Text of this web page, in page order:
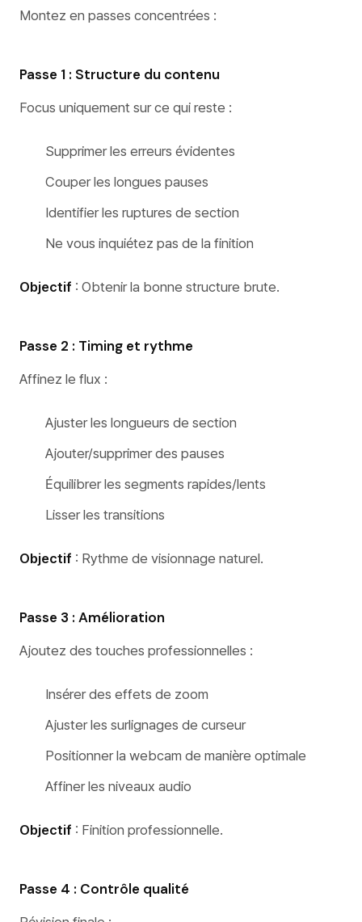
Montez en passes concentrées :
Passe 1 : Structure du contenu
Focus uniquement sur ce qui reste :
Supprimer les erreurs évidentes
Couper les longues pauses
Identifier les ruptures de section
Ne vous inquiétez pas de la finition
Objectif : Obtenir la bonne structure brute.
Passe 2 : Timing et rythme
Affinez le flux :
Ajuster les longueurs de section
Ajouter/supprimer des pauses
Équilibrer les segments rapides/lents
Lisser les transitions
Objectif : Rythme de visionnage naturel.
Passe 3 : Amélioration
Ajoutez des touches professionnelles :
Insérer des effets de zoom
Ajuster les surlignages de curseur
Positionner la webcam de manière optimale
Affiner les niveaux audio
Objectif : Finition professionnelle.
Passe 4 : Contrôle qualité